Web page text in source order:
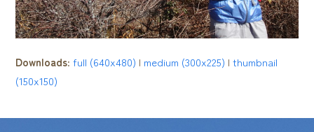
Downloads:full (640x480) | medium (300x225) |thumbnail
(150x150)